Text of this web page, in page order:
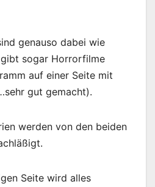
genauso dabei wie
gibt sogar Horrorfilme
auf einer Seite mit
gut gemacht).
werden von den beiden
Seite wird alles